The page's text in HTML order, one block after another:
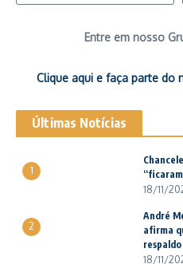
Entre em nosso
Clique aqui e faça parte do
Últimas Notícias
1
18/11/
2
André
afirma
respaldo
18/11/